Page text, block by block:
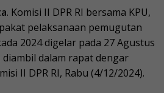
. Komisi II DPR RI bersama KPU,
pelaksanaan pemugutan
2024 digelar pada 27 Agustus
diambil dalam rapat dengar
II DPR RI, Rabu (4/12/2024).